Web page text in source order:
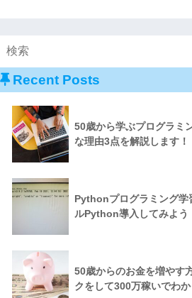
Recent Posts
50歳から学ぶプログラミ
な理由3点を解説します！
Pythonプログラミング
ルPython導入してみよう
50歳からのお金を増やす
クをして300万稼いでわ